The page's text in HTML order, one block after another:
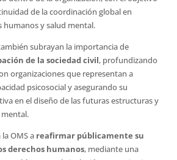
de la coordinación global en
humanos y salud mental.
subrayan la importancia de
de la sociedad civil, profundizando
organizaciones que representan a
psicosocial y asegurando su
en el diseño de las futuras estructuras y
OMS a reafirmar públicamente su
derechos humanos, mediante una